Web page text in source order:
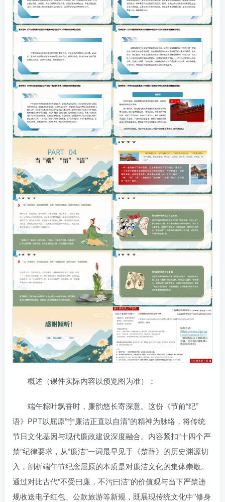
概述（课件实际内容以预览图为准）：
端午粽叶飘香时，廉韵悠长寄深意。这份《节前“纪”
语》PPT以屈原”宁廉洁正直以自清”的精神为脉络，将传统
节日文化基因与现代廉政建设深度融合。内容紧扣”十四个严
禁”纪律要求，从”廉洁”一词最早见于《楚辞》的历史渊源切
入，剖析端午节纪念屈原的本质是对廉洁文化的集体崇敬。
通过对比古代”不受曰廉，不污曰洁”的价值观与当下严禁违
规收送电子红包、公款旅游等新规，既展现传统文化中”修身